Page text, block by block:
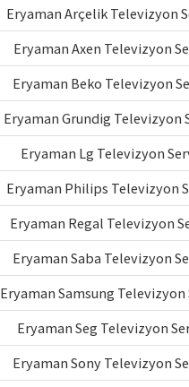
Eryaman Arçelik Televizyon
Eryaman Axen Televizyon
Eryaman Beko Televizyon
Eryaman Grundig Televizyon
Eryaman Lg Televizyon
Eryaman Philips Televizyon
Eryaman Regal Televizyon
Eryaman Saba Televizyon
Eryaman Samsung Televizyon
Eryaman Seg Televizyon
Eryaman Sony Televizyon